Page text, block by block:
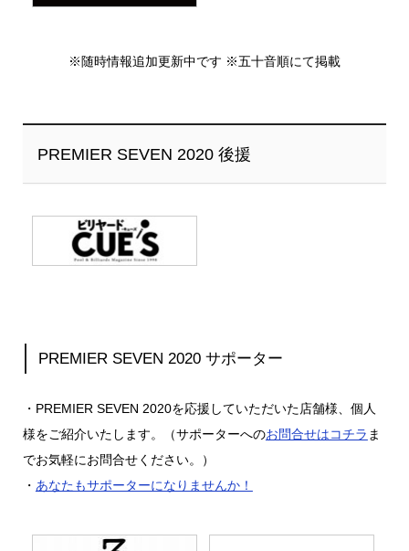
※随時情報追加更新中です ※五十音順にて掲載
PREMIER SEVEN 2020 後援
PREMIER SEVEN 2020 サポーター
・PREMIER SEVEN 2020を応援していただいた店舗様、個人
様をご紹介いたします。（サポーターへのお問合せはコチラ ま
でお気軽にお問合せください。）
・ あなたもサポーターになりませんか！